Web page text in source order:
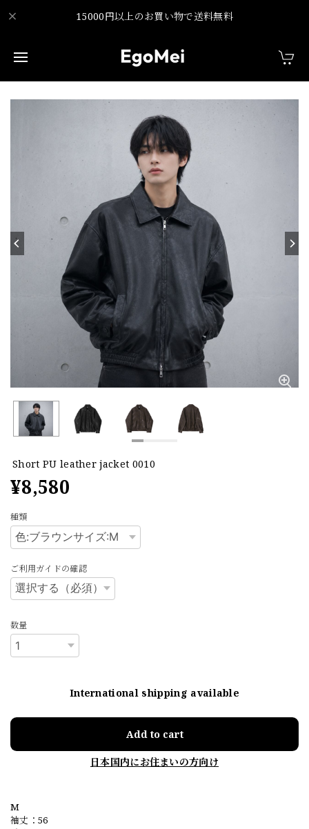
15000円以上のお買い物で送料無料
Short PU leather jacket 0010
¥8,580
種類
ご利用ガイドの確認
数量
International shipping available
Add to cart
日本国内にお住まいの方向け
M
袖丈：56